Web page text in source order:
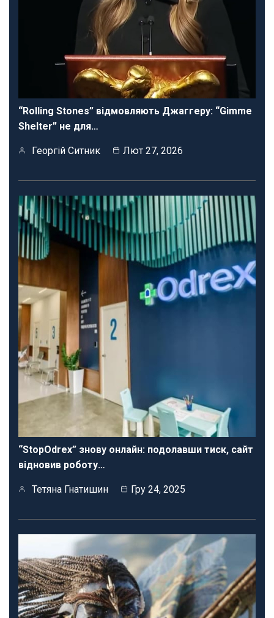
“Rolling Stones” відмовляють Джаггеру: “Gimme
Shelter” не для…
Георгій Ситник Лют 27, 2026
“StopOdrex” знову онлайн: подолавши тиск, сайт
відновив роботу…
Тетяна Гнатишин Гру 24, 2025